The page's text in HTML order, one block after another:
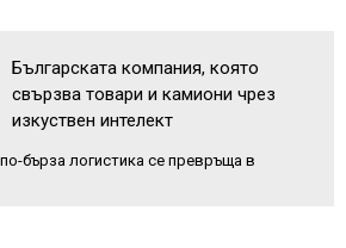
Българската компания, която
свързва товари и камиони чрез
изкуствен интелект
бърза логистика се превръща в